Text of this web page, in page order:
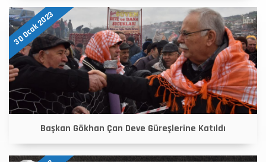
30 Ocak 2023
Başkan Gökhan Çan Deve Güreşlerine Katıldı